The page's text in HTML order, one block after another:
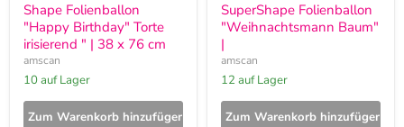
Shape Folienballon
"Happy Birthday" Torte
irisierend " | 38 x 76 cm
amscan
10 auf Lager
Zum Warenkorb hinzufügen
SuperShape Folienballon
"Weihnachtsmann Baum"
|
amscan
12 auf Lager
Zum Warenkorb hinzufügen